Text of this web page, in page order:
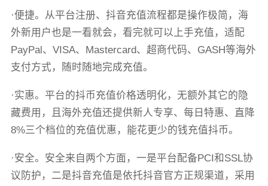
·便捷。从平台注册、抖音充值流程都是操作极简，海
外新用户也是一看就会，看完就可以上手充值，适配
PayPal、VISA、Mastercard、超商代码、GASH等海外
支付方式，随时随地完成充值。
·实惠。平台的抖币充值价格透明化，无额外其它的隐
藏费用，且海外充值还提供新人专享、每日特惠、直降
8%三个档位的充值优惠，能花更少的钱充值抖币。
·安全。安全来自两个方面，一是平台配备PCI和SSL协
议防护，二是抖音充值是依托抖音官方正规渠道，采用